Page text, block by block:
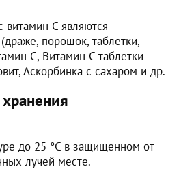
C являются
(драже, порошок, таблетки,
C, Витамин C таблетки
Аскорбинка с сахаром и др.
до 25 °C в защищенном от
лучей месте.